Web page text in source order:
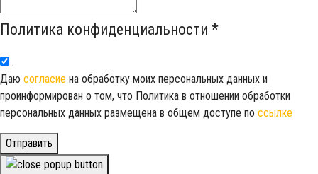
Политика конфиденциальности *
.
Даю согласие на обработку моих персональных данных и
проинформирован о том, что Политика в отношении обработки
персональных данных размещена в общем доступе по ссылке
Отправить